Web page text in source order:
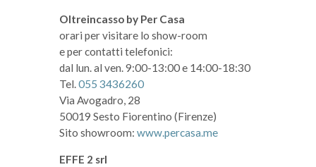
Oltreincasso by Per Casa
orari per visitare lo show-room
e per contatti telefonici:
dal lun. al ven. 9:00-13:00 e 14:00-18:30
Tel.055 3436260
Via Avogadro, 28
50019 Sesto Fiorentino (Firenze)
Sito showroom: www.percasa.me
EFFE 2 srl